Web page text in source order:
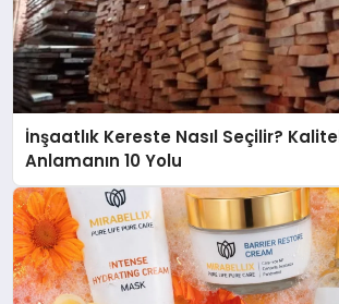
İnşaatlık Kereste Nasıl Seçilir?
Anlamanın 10 Yolu